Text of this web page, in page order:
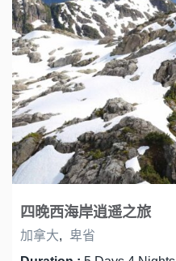
四晚西海岸逍遥之旅
加拿大,
卑省